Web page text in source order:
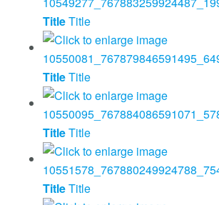
TitleTitle
TitleTitle
TitleTitle
TitleTitle